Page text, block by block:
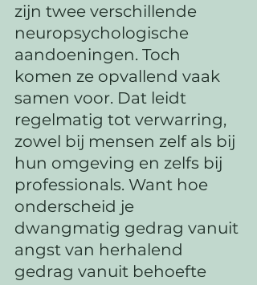
zijn twee verschillende
neuropsychologische
aandoeningen. Toch
komen ze opvallend vaak
samen voor. Dat leidt
regelmatig tot verwarring,
zowel bij mensen zelf als bij
hun omgeving en zelfs bij
professionals. Want hoe
onderscheid je
dwangmatig gedrag vanuit
angst van herhalend
gedrag vanuit behoefte